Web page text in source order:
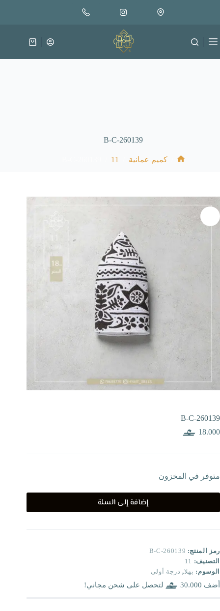
متوفر في المخزون
إضافة إلى السلة
عربة
B-C-260139
كميم عمانية 11
B-C-260139
18.000
متوفر في المخزون
إضافة إلى السلة
رمز المنتج: B-C-260139
التصنيف: 11
الوسوم: بهلا, درجة أولى
أضف 30.000 لتحصل على شحن مجاني!